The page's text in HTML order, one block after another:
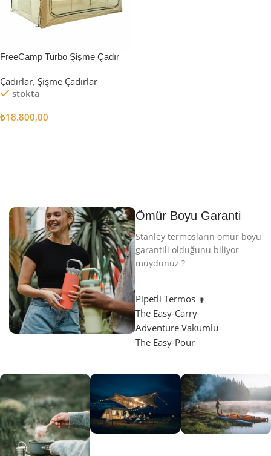
FreeCamp Turbo Şişme Çadır
Çadırlar, Şişme Çadırlar
stokta
₺18.800,00
Ömür Boyu Garanti
Stanley termosların ömür boyu
garantili olduğunu biliyor
muydunuz ?
Pipetli Termos
The Easy-Carry
Adventure Vakumlu
The Easy-Pour